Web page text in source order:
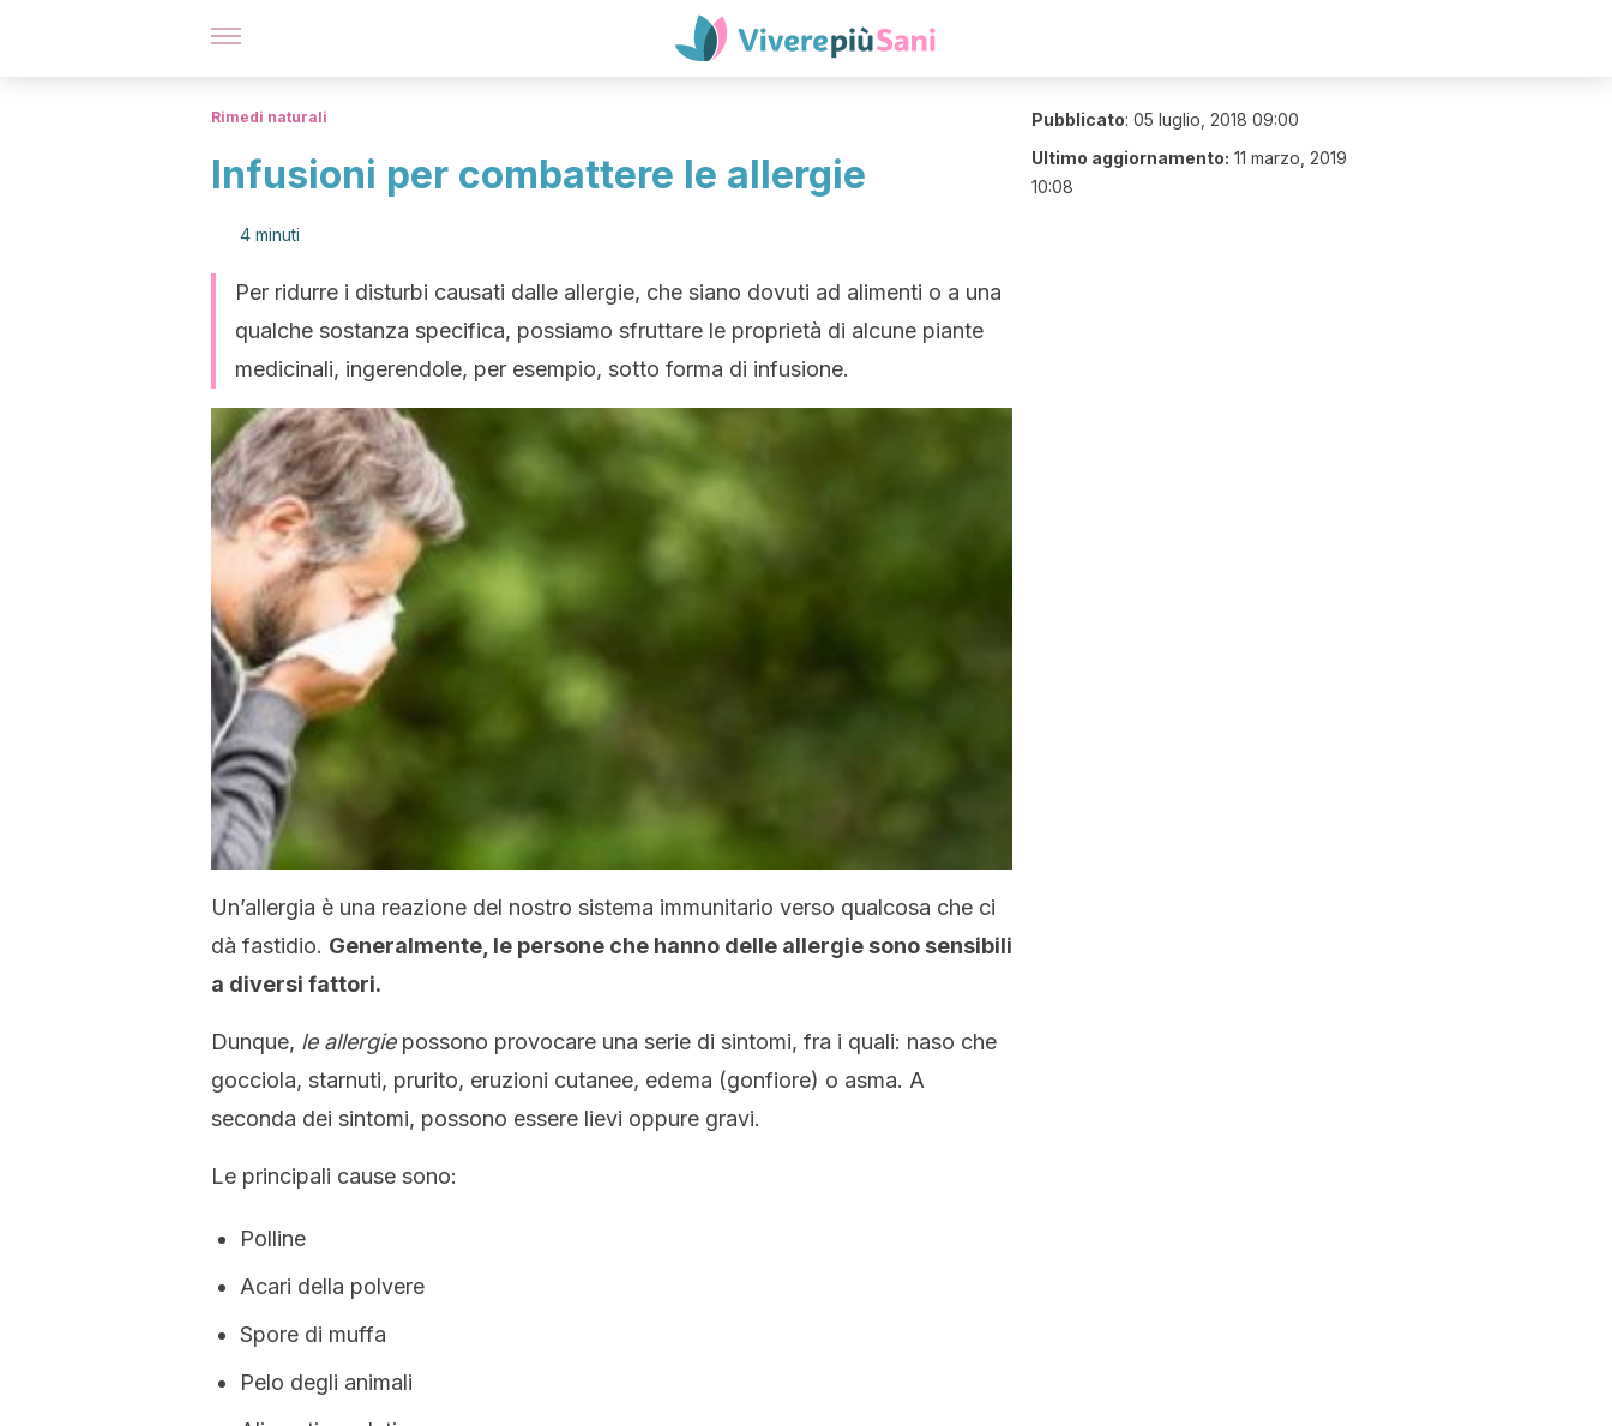
Rimedi naturali
Infusioni per combattere le allergie
4 minuti
Per ridurre i disturbi causati dalle allergie, che siano dovuti ad alimenti o a una
qualche sostanza specifica, possiamo sfruttare le proprietà di alcune piante
medicinali, ingerendole, per esempio, sotto forma di infusione.
Un’allergia è una reazione del nostro sistema immunitario verso qualcosa che ci
dà fastidio. Generalmente, le persone che hanno delle allergie sono sensibili
a diversi fattori.
Dunque, le allergiepossono provocare una serie di sintomi, fra i quali: naso che
gocciola, starnuti, prurito, eruzioni cutanee, edema (gonfiore) o asma. A
seconda dei sintomi, possono essere lievi oppure gravi.
Le principali cause sono:
Polline
Acari della polvere
Spore di muffa
Pelo degli animali
Pubblicato: 05 luglio, 2018 09:00
Ultimo aggiornamento: 11 marzo, 2019
10:08